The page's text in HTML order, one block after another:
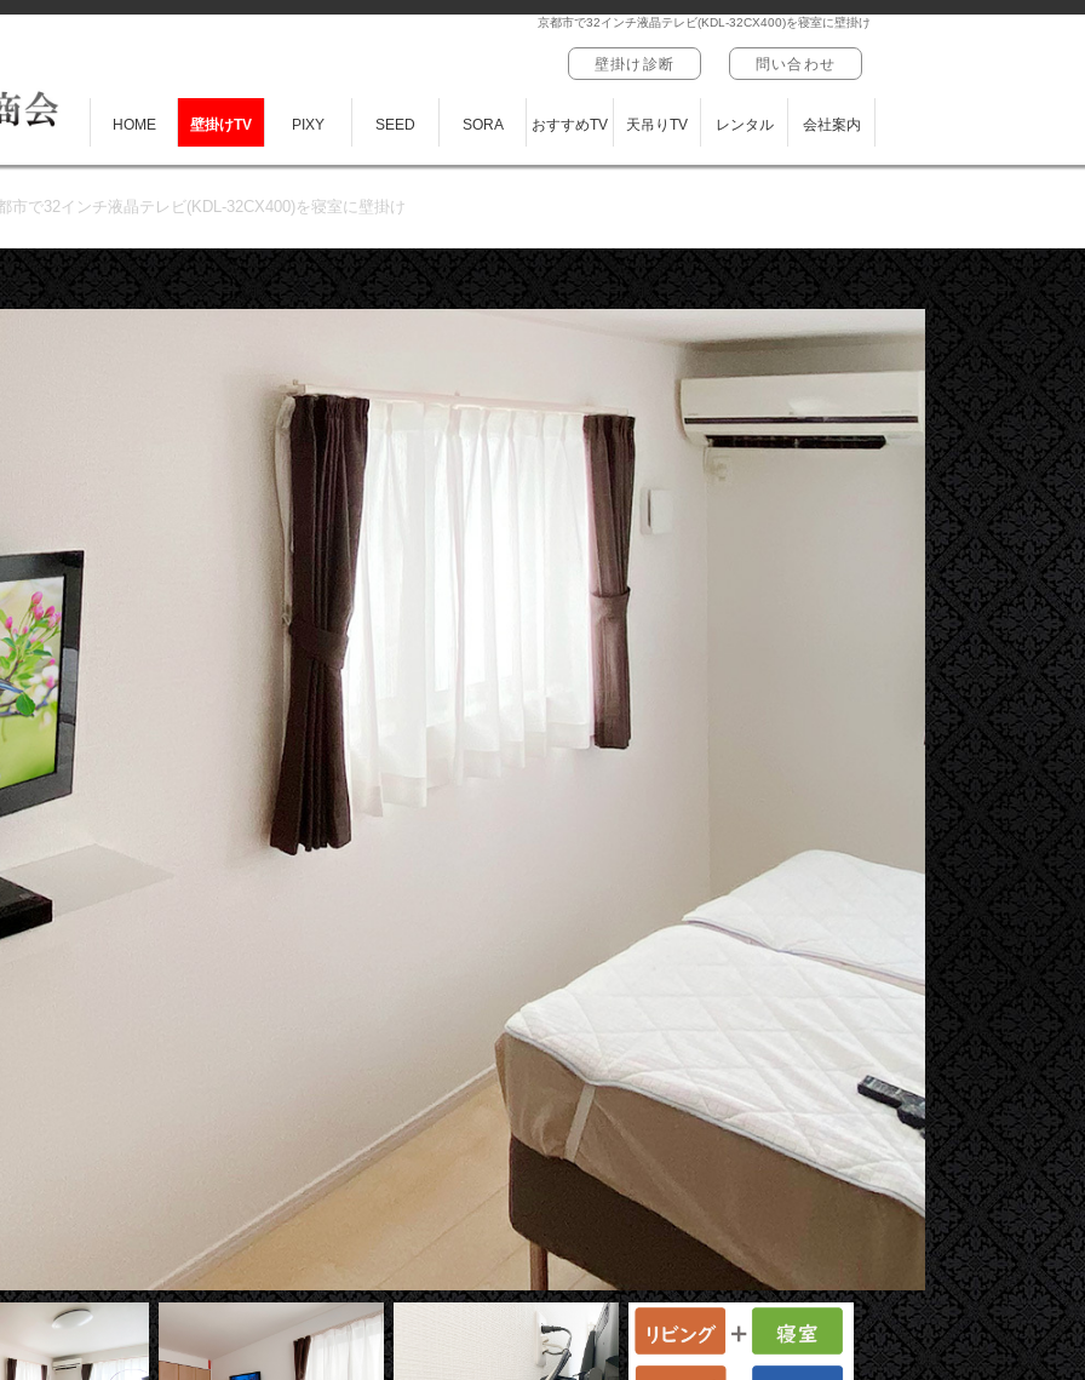
京都市で32インチ液晶テレビ(KDL-32CX400)を寝室に壁掛け
壁掛け診断 問い合わせ
HOME 壁掛けTV PIXY SEED SORA おすすめTV 天吊りTV レンタル 会社案内
市で32インチ液晶テレビ(KDL-32CX400)を寝室に壁掛け